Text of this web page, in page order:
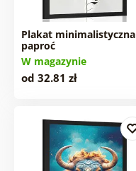
Plakat minimalistyczna
paproć
W magazynie
od 32.81 zł